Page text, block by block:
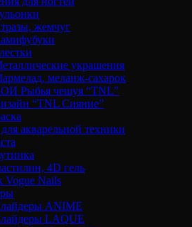
жемчуг
украшения
меланж-сахарок
Рыбья чешуя “TNL”
“TNL Сияние”
акварельной техники
4D гель
Vogue Nails
ANIME
LAQUE